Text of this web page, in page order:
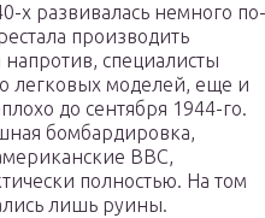
х развивалась немного по-
производить
напротив, специалисты
легковых моделей, еще и
до сентября 1944-го.
бомбардировка,
ВВС,
полностью. На том
лишь руины.